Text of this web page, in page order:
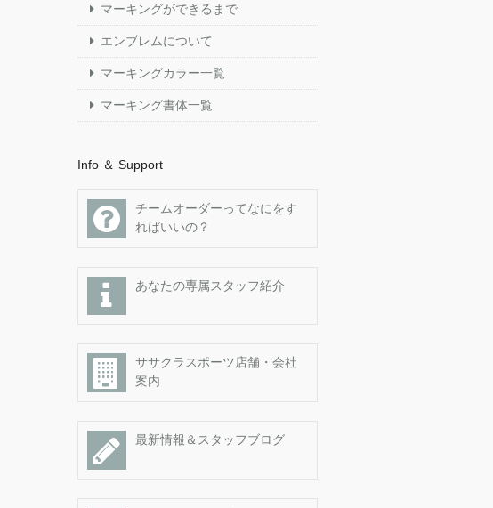
マーキングができるまで
エンブレムについて
マーキングカラー一覧
マーキング書体一覧
Info ＆ Support
チームオーダーってなにをす
ればいいの？
あなたの専属スタッフ紹介
ササクラスポーツ店舗・会社
案内
最新情報＆スタッフブログ